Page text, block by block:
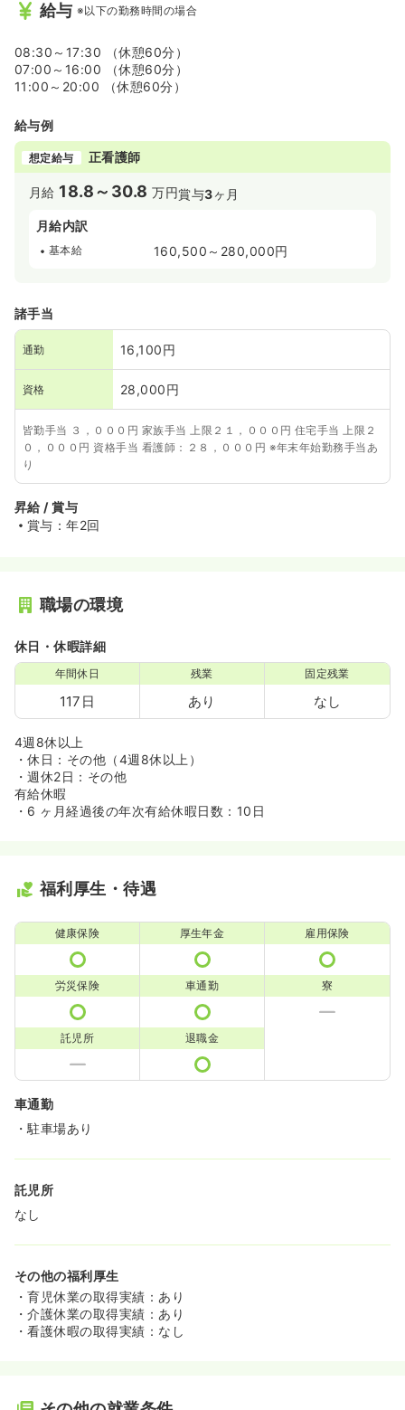
給与 ※以下の勤務時間の場合
08:30～17:30 （休憩60分）
07:00～16:00 （休憩60分）
11:00～20:00 （休憩60分）
給与例
想定給与 正看護師
月給 18.8～30.8 万円賞与3ヶ月
月給内訳
基本給 160,500～280,000円
諸手当
通勤 16,100円
資格 28,000円
皆勤手当 ３，０００円 家族手当 上限２１，０００円 住宅手当 上限２
０，０００円 資格手当 看護師：２８，０００円 ※年末年始勤務手当あ
り
昇給 / 賞与
賞与：年2回
職場の環境
休日・休暇詳細
年間休日
117日
残業
あり
固定残業
なし
4週8休以上
・休日：その他（4週8休以上）
・週休2日：その他
有給休暇
・6 ヶ月経過後の年次有給休暇日数：10日
福利厚生・待遇
健康保険 厚生年金 雇用保険
労災保険 車通勤 寮
託児所 退職金
車通勤
・駐車場あり
託児所
なし
その他の福利厚生
・育児休業の取得実績：あり
・介護休業の取得実績：あり
・看護休暇の取得実績：なし